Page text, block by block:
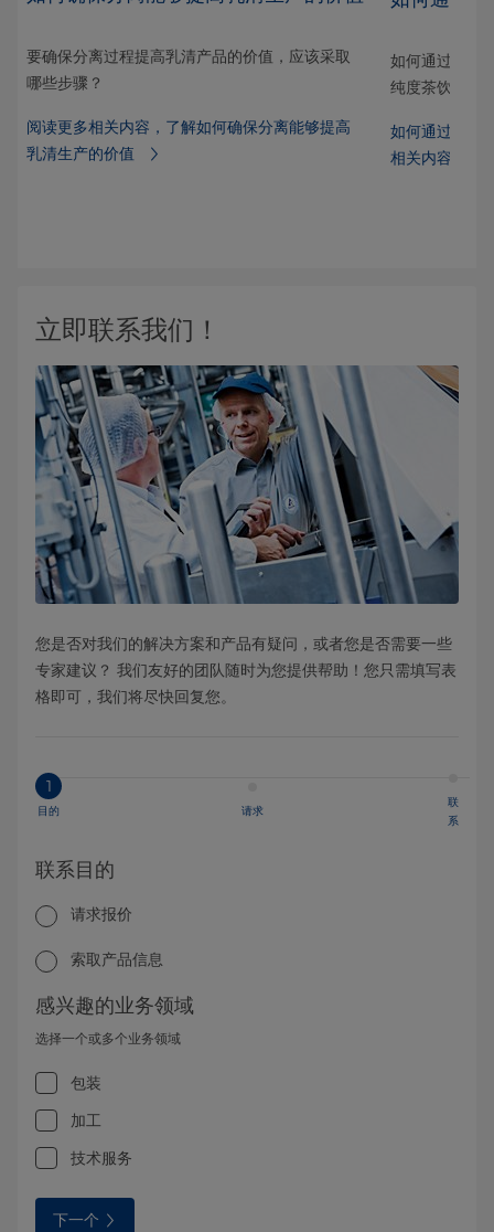
要确保分离过程提高乳清产品的价值，应该采取
哪些步骤？
阅读更多相关内容，了解如何确保分离能够提高
乳清生产的价值
如何通过分离
纯度茶饮料需
如何通过分离
相关内容。
立即联系我们！
您是否对我们的解决方案和产品有疑问，或者您是否需要一些
专家建议？ 我们友好的团队随时为您提供帮助！您只需填写表
格即可，我们将尽快回复您。
1
目的 请求
联
系
联系目的
请求报价
索取产品信息
感兴趣的业务领域
选择一个或多个业务领域
包装
加工
技术服务
下一个